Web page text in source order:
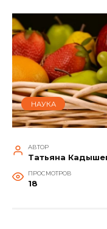
НАУКА
АВТОР
Татьяна
ПРОСМОТРОВ
18